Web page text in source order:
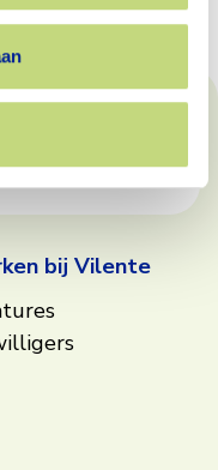
bij Vilente